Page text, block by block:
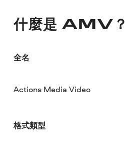
什麼是 AMV？
全名
Actions Media Video
格式類型